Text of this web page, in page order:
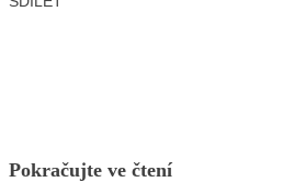
Pokračujte ve čtení